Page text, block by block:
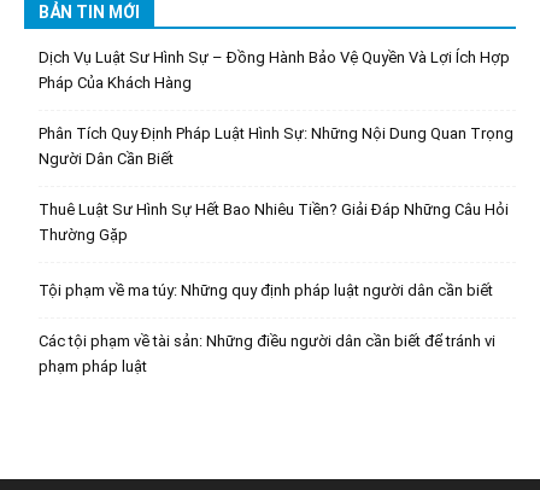
BẢN TIN MỚI
Dịch Vụ Luật Sư Hình Sự – Đồng Hành Bảo Vệ Quyền Và Lợi Ích Hợp
Pháp Của Khách Hàng
Phân Tích Quy Định Pháp Luật Hình Sự: Những Nội Dung Quan Trọng
Người Dân Cần Biết
Thuê Luật Sư Hình Sự Hết Bao Nhiêu Tiền? Giải Đáp Những Câu Hỏi
Thường Gặp
Tội phạm về ma túy: Những quy định pháp luật người dân cần biết
Các tội phạm về tài sản: Những điều người dân cần biết để tránh vi
phạm pháp luật